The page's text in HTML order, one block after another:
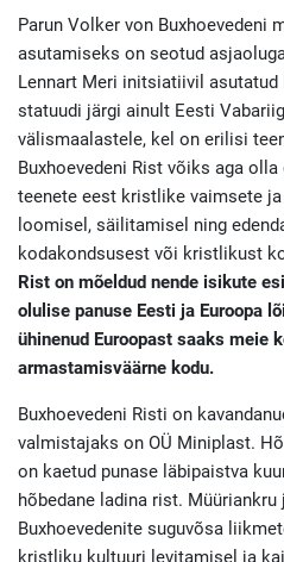
Parun Volker von Buxhoevedeni
asutamiseks on seotud
Lennart Meri initsiatiivil
statuudi järgi ainult Eesti
välismaalastele, kel on erilisi
Buxhoevedeni Rist võiks aga
teenete eest kristlike vaimsete
loomisel, säilitamisel ning
kodakondsusest või kristlikust
Rist on mõeldud nende isikute
olulise panuse Eesti ja Euroopa
ühinenud Euroopast saaks meie
armastamisväärne kodu.
Buxhoevedeni Risti on
valmistajaks on OÜ Miniplast.
on kaetud punase läbipaistva
hõbedane ladina rist.
Buxhoevedenite suguvõsa
kristliku kultuuri levitamisel ja